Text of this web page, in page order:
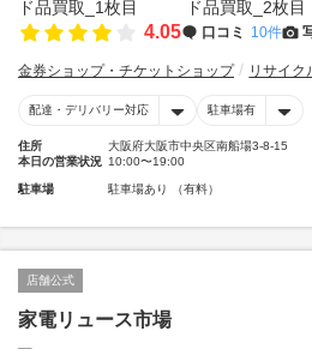
4.05 口コミ 10件
金券ショップ・チケットショップ リサイク
配達・デリバリー対応 駐車場有
住所
大阪府大阪市中央区南船場3-8-15
本日の営業状況 10:00〜19:00
駐車場 駐車場あり （有料）
店舗公式
家電リュース市場